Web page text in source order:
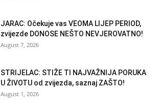
JARAC: Očekuje vas VEOMA LIJEP PERIOD,
zvijezde DONOSE NEŠTO NEVJEROVATNO!
August 7, 2026
STRIJELAC: STIŽE TI NAJVAŽNIJA PORUKA
U ŽIVOTU od zvijezda, saznaj ZAŠTO!
August 1, 2026